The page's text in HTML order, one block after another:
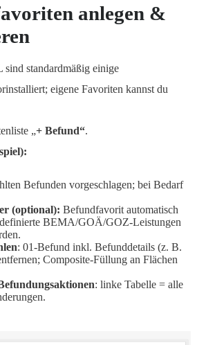
anlegen &
standardmäßig einige
eigene Favoriten kannst du
„+ Befund“.
Befunden vorgeschlagen; bei Bedarf
(optional): Befundfavorit automatisch
definierte BEMA/GOÄ/GOZ-Leistungen
: 01-Befund inkl. Befunddetails (z. B.
Composite-Füllung an Flächen
: linke Tabelle = alle